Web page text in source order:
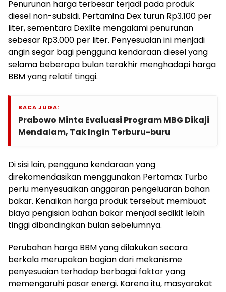
Penurunan harga terbesar terjadi pada produk
diesel non-subsidi. Pertamina Dex turun Rp3.100 per
liter, sementara Dexlite mengalami penurunan
sebesar Rp3.000 per liter. Penyesuaian ini menjadi
angin segar bagi pengguna kendaraan diesel yang
selama beberapa bulan terakhir menghadapi harga
BBM yang relatif tinggi.
BACA JUGA:
Prabowo Minta Evaluasi Program MBG Dikaji
Mendalam, Tak Ingin Terburu-buru
Di sisi lain, pengguna kendaraan yang
direkomendasikan menggunakan Pertamax Turbo
perlu menyesuaikan anggaran pengeluaran bahan
bakar. Kenaikan harga produk tersebut membuat
biaya pengisian bahan bakar menjadi sedikit lebih
tinggi dibandingkan bulan sebelumnya.
Perubahan harga BBM yang dilakukan secara
berkala merupakan bagian dari mekanisme
penyesuaian terhadap berbagai faktor yang
memengaruhi pasar energi. Karena itu, masyarakat